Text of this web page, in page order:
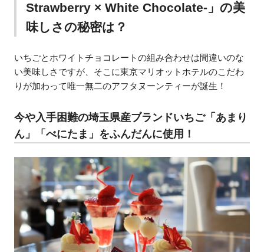
Strawberry × White Chocolate-」の美
味しさの秘密は？
いちごとホワイトチョコレートの組み合わせは間違いのな
い美味しさですが、そこに東京マリオットホテルのこだわ
りが加わって唯一無二のアフタヌーンティーが誕生！
今や入手困難の埼玉県産ブランドいちご「あまり
ん」「べにたま」をふんだんに使用！